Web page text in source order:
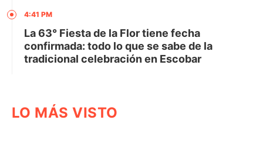
4:41 PM
La 63° Fiesta de la Flor tiene fecha
confirmada: todo lo que se sabe de la
tradicional celebración en Escobar
LO MÁS VISTO